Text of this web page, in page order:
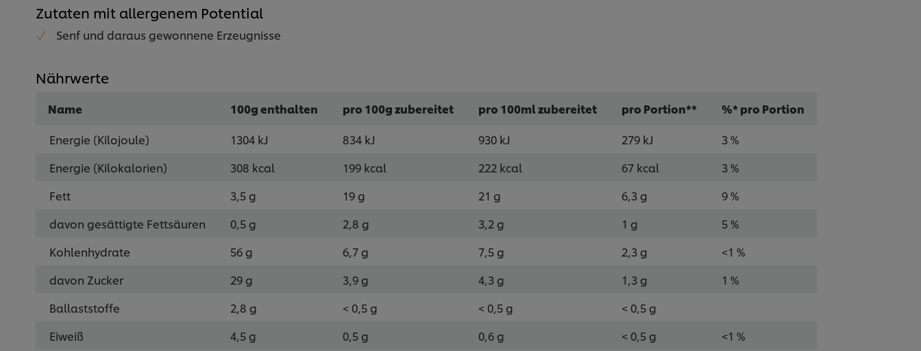
Zutaten mit allergenem Potential
Senf und daraus gewonnene Erzeugnisse
Nährwerte
Name 100g enthalten pro 100g zubereitet pro 100ml zubereitet pro Portion**
%* pro Portion
Energie (Kilojoule)
1304 kJ 834 kJ 930 kJ 279 kJ
3 %
Energie (Kilokalorien)
308 kcal 199 kcal 222 kcal 67 kcal
3 %
Fett
3,5 g 19 g 21 g 6,3 g
9 %
davon gesättigte Fettsäuren
0,5 g 2,8 g 3,2 g 1 g
5 %
Kohlenhydrate
56 g 6,7 g 7,5 g 2,3 g
<1 %
davon Zucker
29 g 3,9 g 4,3 g 1,3 g
1 %
Ballaststoffe
2,8 g < 0,5 g < 0,5 g
< 0,5 g
Eiweiß
4,5 g 0,5 g 0,6 g < 0,5 g <1 %